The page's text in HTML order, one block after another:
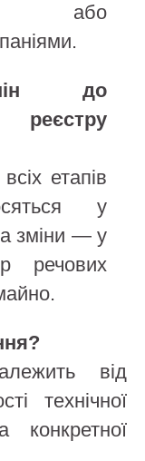
або
до
реєстру
етапів
у
а зміни — у
речових
від
технічної
конкретної